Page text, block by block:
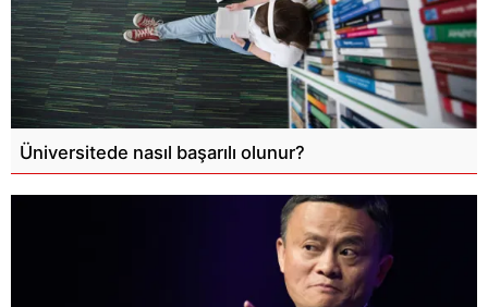
Üniversitede nasıl başarılı olunur?